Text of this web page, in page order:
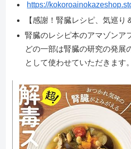
https://
【感謝！腎臓レシピ、気巡り
腎臓のレシピ本のアマゾンア
どの一部は腎臓の研究の発展
として使わせていただきます。